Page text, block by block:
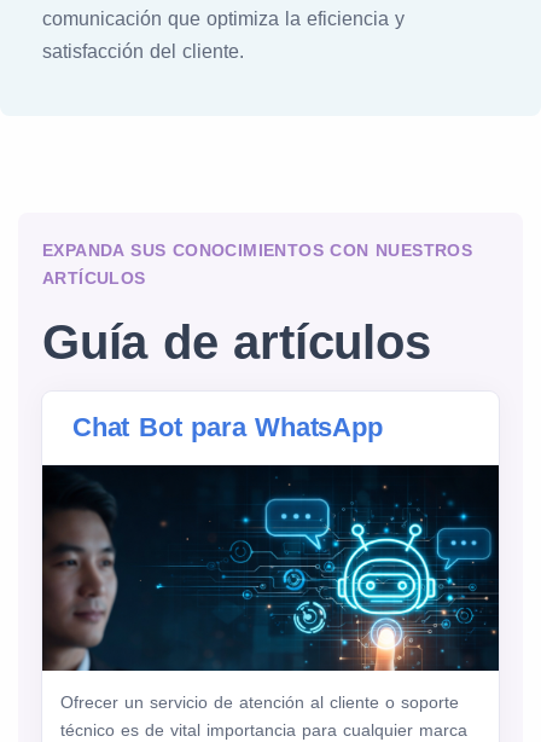
comunicación que optimiza la eficiencia y
satisfacción del cliente.
EXPANDA SUS CONOCIMIENTOS CON NUESTROS
ARTÍCULOS
Guía de artículos
Chat Bot para WhatsApp
Ofrecer un servicio de atención al cliente o soporte
técnico es de vital importancia para cualquier marca